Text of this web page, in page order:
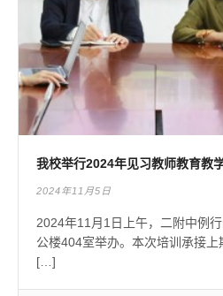
我校举行2024年见习教师教育教
2024年11月5日
2024年11月1日上午，二附中例
公楼404室举办。本次培训承接
[…]